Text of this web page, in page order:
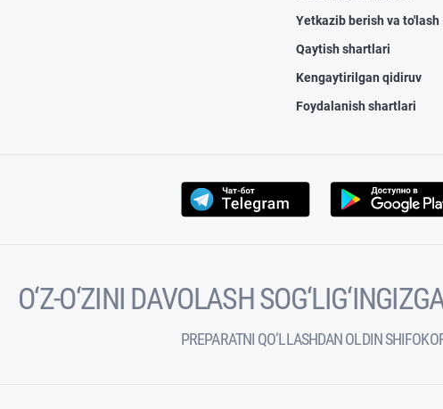
Yetkazib berish va to'lash
Qaytish shartlari
Kengaytirilgan qidiruv
Foydalanish shartlari
O‘Z-O‘ZINI DAVOLASH
PREPARATNI QO‘LLASHDAN OLDIN